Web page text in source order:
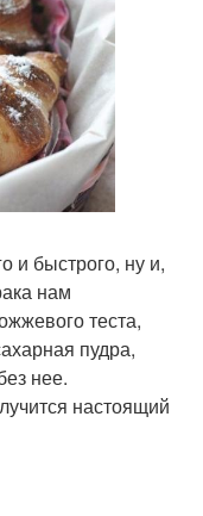
и быстрого, ну и,
нам
теста,
пудра,
нее.
настоящий